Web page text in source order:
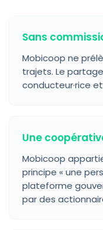
Sans
Mobicoop ne
trajets. Le
conducteur·rice
Une
Mobicoop
principe « une
plateforme
par des